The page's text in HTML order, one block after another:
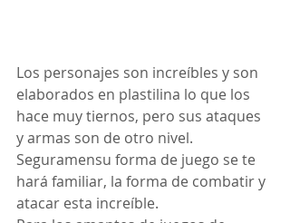
Los personajes son increíbles y son
elaborados en plastilina lo que los
hace muy tiernos, pero sus ataques
y armas son de otro nivel.
Seguramensu forma de juego se te
hará familiar, la forma de combatir y
atacar esta increíble.